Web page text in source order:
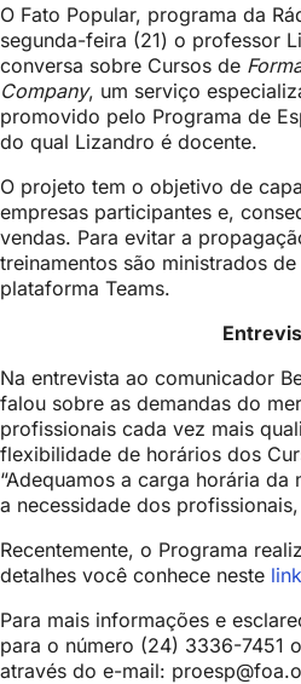
O Fato Popular, programa da
segunda-feira (21) o professor
conversa sobre Cursos de
Company, um serviço
promovido pelo Programa de
do qual Lizandro é docente.
O projeto tem o objetivo de
empresas participantes e,
vendas. Para evitar a
treinamentos são ministrados
plataforma Teams.
Na entrevista ao comunicador
falou sobre as demandas do
profissionais cada vez mais
flexibilidade de horários dos
“Adequamos a carga horária
a necessidade dos
Recentemente, o Programa
detalhes você conhece neste link
Para mais informações e
para o número (24) 3336-7451
através do e-mail: